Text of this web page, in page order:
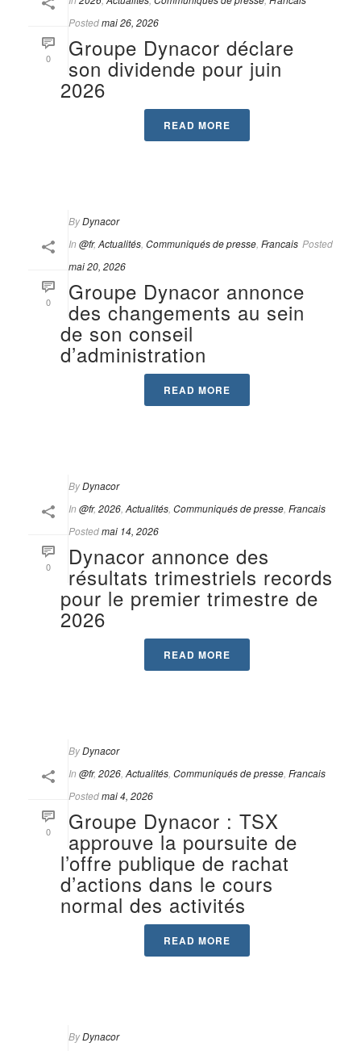
0
Postedmai 26, 2026
Groupe Dynacor déclare
son dividende pour juin
2026
READ MORE
0
ByDynacor
In @fr, Actualités Communiqués de presse Francais Posted
mai 20, 2026
Groupe Dynacor annonce
des changements au sein
de son conseil
d’administration
READ MORE
0
ByDynacor
In @fr, 2026 Actualités Communiqués de presse Francais
Postedmai 14, 2026
Dynacor annonce des
résultats trimestriels records
pour le premier trimestre de
2026
READ MORE
0
ByDynacor
In @fr, 2026 Actualités Communiqués de presse Francais
Postedmai 4, 2026
Groupe Dynacor : TSX
approuve la poursuite de
l’offre publique de rachat
d’actions dans le cours
normal des activités
READ MORE
ByDynacor